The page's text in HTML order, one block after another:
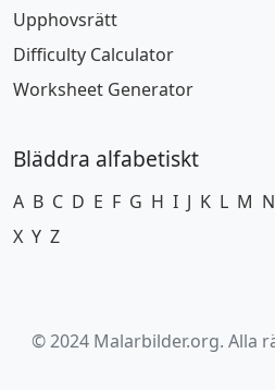
Upphovsrätt
Difficulty Calculator
Worksheet Generator
Bläddra alfabetiskt
A B C D E F G H I J K L M N
X Y Z
© 2024 Malarbilder.org. Alla